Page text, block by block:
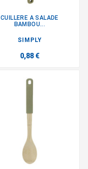
CUILLERE A SALADE
BAMBOU...
SIMPLY
0,88 €